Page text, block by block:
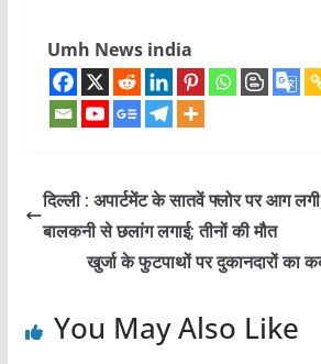
Umh News india
दिल्ली : अपार्टमेंट के सातवें फ्लोर पर आग
बालकनी से छलांग लगाई; तीनों की मौत
खुर्जा के फुटपाथों पर दुकानदारों का
You May Also Like